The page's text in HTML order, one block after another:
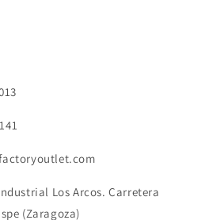
Los Arcos. Carretera
(Zaragoza)